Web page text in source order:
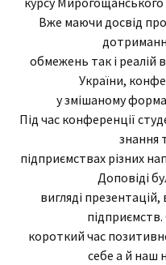
Вже маючи досвід
обмежень так і реалій
України,
у змішаному
Під час конференції
знання
підприємствах різних
Доповіді
вигляді
підприємств.
короткий час
себе а й наш